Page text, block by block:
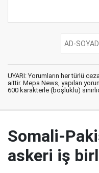
UYARI: Yorumların her türlü
aittir. Mepa News, yapılan
600 karakterle (boşluklu)
Somali-
askeri iş